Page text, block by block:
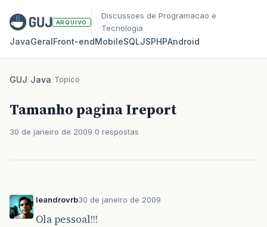
ARQUIVO
Discussoes de Programacao e
Tecnologia
JavaGeralFront‑endMobileSQLJSPHPAndroid
GUJ/Java/Topico
Tamanho pagina Ireport
30 de janeiro de 2009 0 respostas
leandrovrb30 de janeiro de 2009
Ola pessoal!!!